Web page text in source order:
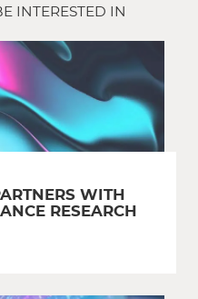
INTERESTED IN
WITH
RESEARCH